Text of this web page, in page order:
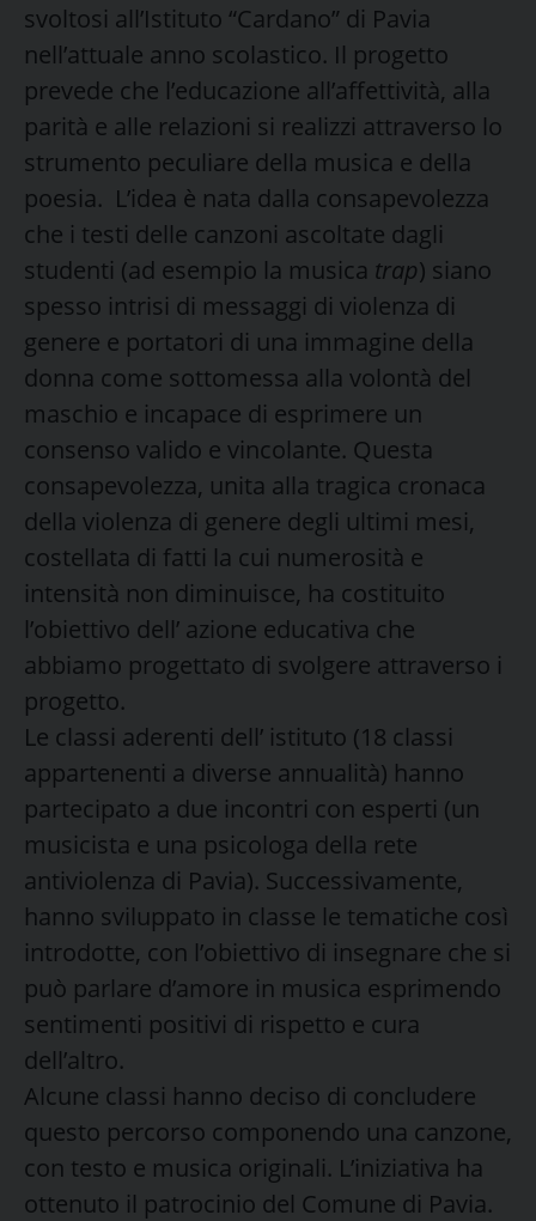
svoltosi all’Istituto “Cardano” di Pavia
nell’attuale anno scolastico. Il progetto
prevede che l’educazione all’affettività, alla
parità e alle relazioni si realizzi attraverso lo
strumento peculiare della musica e della
poesia. L’idea è nata dalla consapevolezza
che i testi delle canzoni ascoltate dagli
studenti (ad esempio la musica trap) siano
spesso intrisi di messaggi di violenza di
genere e portatori di una immagine della
donna come sottomessa alla volontà del
maschio e incapace di esprimere un
consenso valido e vincolante. Questa
consapevolezza, unita alla tragica cronaca
della violenza di genere degli ultimi mesi,
costellata di fatti la cui numerosità e
intensità non diminuisce, ha costituito
l’obiettivo dell’ azione educativa che
abbiamo progettato di svolgere attraverso i
progetto.
Le classi aderenti dell’ istituto (18 classi
appartenenti a diverse annualità) hanno
partecipato a due incontri con esperti (un
musicista e una psicologa della rete
antiviolenza di Pavia). Successivamente,
hanno sviluppato in classe le tematiche così
introdotte, con l’obiettivo di insegnare che si
può parlare d’amore in musica esprimendo
sentimenti positivi di rispetto e cura
dell’altro.
Alcune classi hanno deciso di concludere
questo percorso componendo una canzone,
con testo e musica originali. L’iniziativa ha
ottenuto il patrocinio del Comune di Pavia.